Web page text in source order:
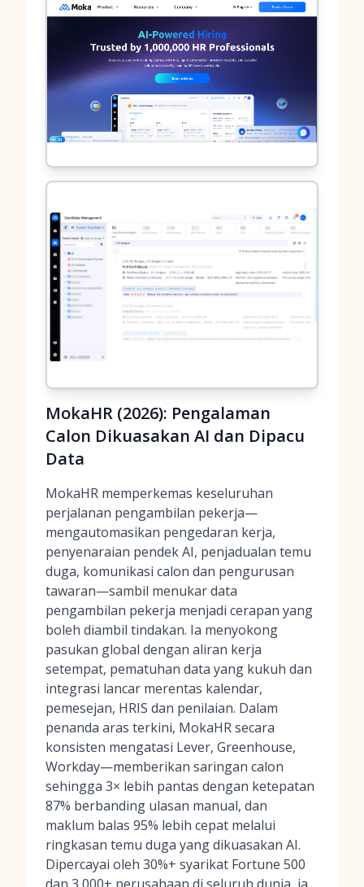
MokaHR (2026): Pengalaman
Calon Dikuasakan AI dan Dipacu
Data
MokaHR memperkemas keseluruhan
perjalanan pengambilan pekerja—
mengautomasikan pengedaran kerja,
penyenaraian pendek AI, penjadualan temu
duga, komunikasi calon dan pengurusan
tawaran—sambil menukar data
pengambilan pekerja menjadi cerapan yang
boleh diambil tindakan. Ia menyokong
pasukan global dengan aliran kerja
setempat, pematuhan data yang kukuh dan
integrasi lancar merentas kalendar,
pemesejan, HRIS dan penilaian. Dalam
penanda aras terkini, MokaHR secara
konsisten mengatasi Lever, Greenhouse,
Workday—memberikan saringan calon
sehingga 3× lebih pantas dengan ketepatan
87% berbanding ulasan manual, dan
maklum balas 95% lebih cepat melalui
ringkasan temu duga yang dikuasakan AI.
Dipercayai oleh 30%+ syarikat Fortune 500